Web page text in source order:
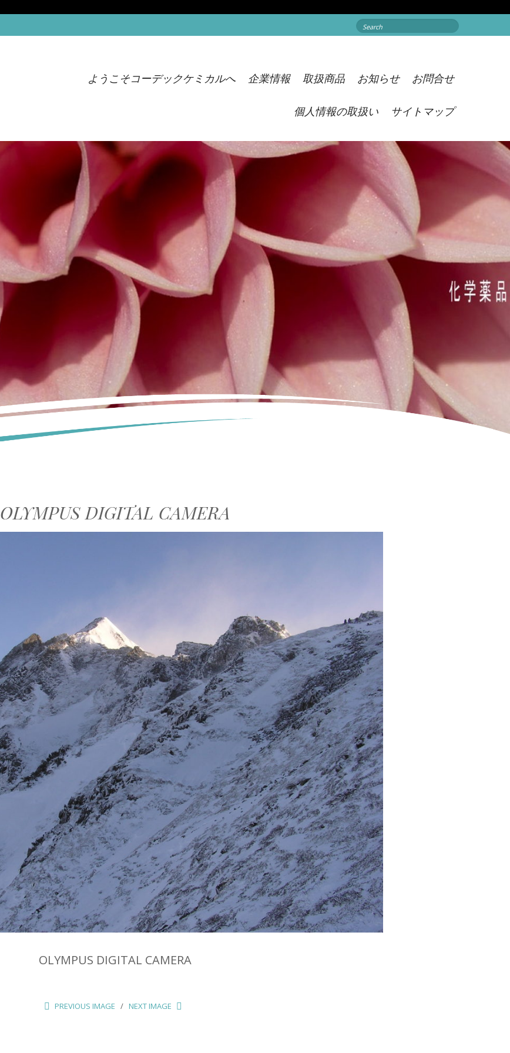
Search
for:
ようこそコーデックケミカルへ 企業情報 取扱商品 お知らせ お問合せ
個人情報の取扱い サイトマップ
OLYMPUS DIGITAL CAMERA
OLYMPUS DIGITAL CAMERA
PREVIOUS IMAGE NEXT IMAGE